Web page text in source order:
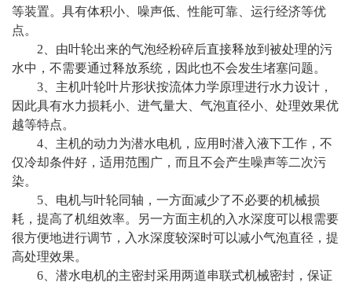
等装置。具有体积小、噪声低、性能可靠、运行经济等优
点。
2、由叶轮出来的气泡经粉碎后直接释放到被处理的污
水中，不需要通过释放系统，因此也不会发生堵塞问题。
3、主机叶轮叶片形状按流体力学原理进行水力设计，
因此具有水力损耗小、进气量大、气泡直径小、处理效果优
越等特点。
4、主机的动力为潜水电机，应用时潜入液下工作，不
仅冷却条件好，适用范围广，而且不会产生噪声等二次污
染。
5、电机与叶轮同轴，一方面减少了不必要的机械损
耗，提高了机组效率。另一方面主机的入水深度可以根需要
很方便地进行调节，入水深度较深时可以减小气泡直径，提
高处理效果。
6、潜水电机的主密封采用两道串联式机械密封，保证